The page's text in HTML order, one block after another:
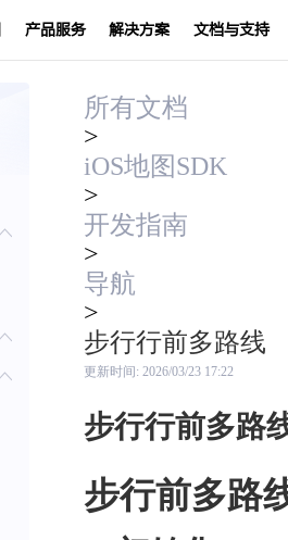
产品服务 解决方案 文档与支持
所有文档
>
iOS地图SDK
>
开发指南
>
导航
>
步行行前多路线
更新时间: 2026/03/23 17:22
步行行前多路
步行前多路